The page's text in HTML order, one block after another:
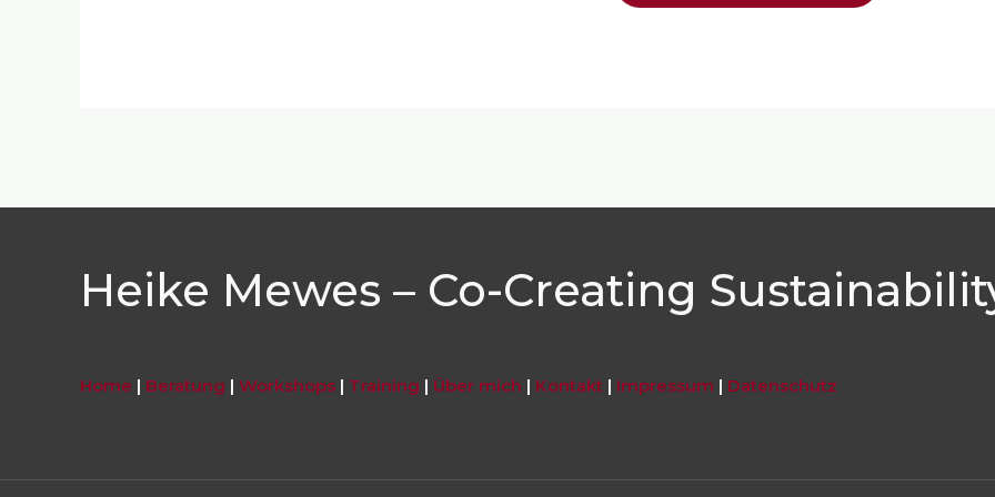
Heike Mewes – Co-Creating
Home | Beratung | Workshops | Training | Über mich | Kontakt | Impressum | Datenschutz